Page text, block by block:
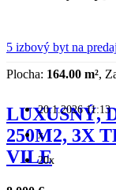
5 izbový byt na predaj
Plocha: 164.00 m²,
20.1.2026 11:13
x
20x
LUXUSNÝ,
250M2, 3X
VILE